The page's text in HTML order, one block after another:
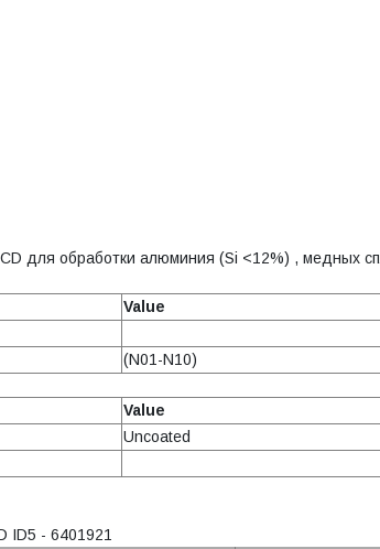
для обработки алюминия (Si <12%) , медных
Value
(N01-N10)
Value
Uncoated
ID5 - 6401921